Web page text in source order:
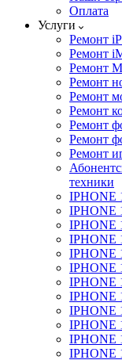
Оплата
Услуги
Ремонт
Ремонт
Ремонт
Ремонт
Ремонт
Ремонт
Ремонт
Ремонт
Ремонт
техники
IPHONE
IPHONE
IPHONE
IPHONE
IPHONE
IPHONE
IPHONE
IPHONE
IPHONE
IPHONE
IPHONE
IPHONE